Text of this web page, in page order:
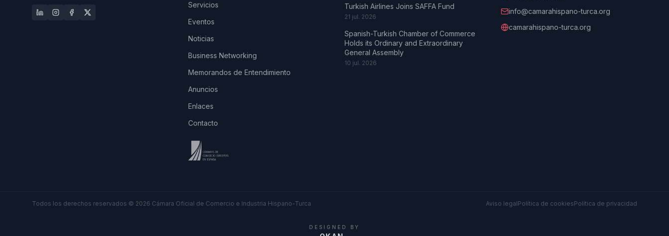
Servicios
Eventos
Noticias
Business Networking
Memorandos de Entendimiento
Anuncios
Enlaces
Contacto
Turkish Airlines Joins SAFFA Fund
21 jul. 2026
Spanish-Turkish Chamber of Commerce
Holds its Ordinary and Extraordinary
General Assembly
10 jul. 2026
info@camarahispano-turca.org
camarahispano-turca.org
Todos los derechos reservados © 2026 Cámara Oficial de Comercio e Industria Hispano-Turca Aviso legalPolítica de cookiesPolítica de privacidad
DESIGNED BY